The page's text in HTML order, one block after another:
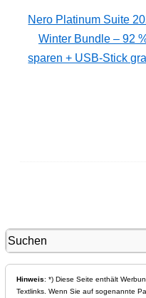
Nero Platinum Suite
Winter Bundle – 92
sparen + USB-Stick
Hinweis: *) Diese Seite enthält
Textlinks. Wenn Sie auf sogenannte